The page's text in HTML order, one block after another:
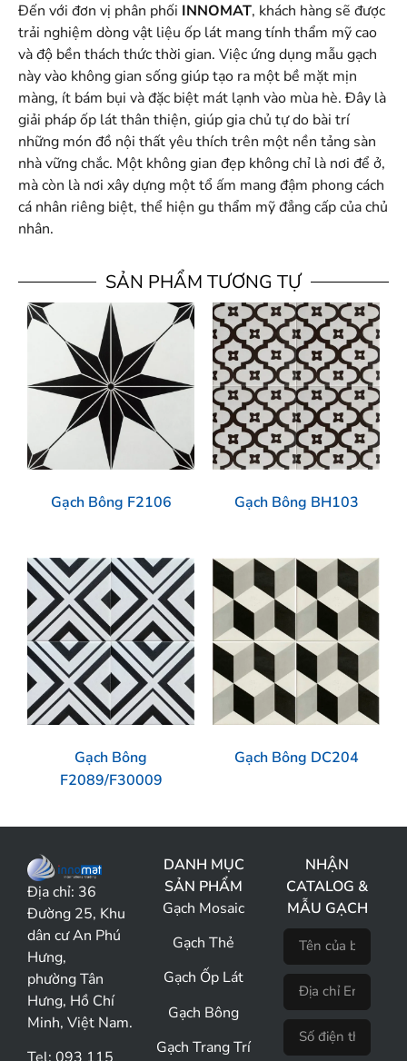
Đến với đơn vị phân phối INNOMAT, khách hàng sẽ được
trải nghiệm dòng vật liệu ốp lát mang tính thẩm mỹ cao
và độ bền thách thức thời gian. Việc ứng dụng mẫu gạch
này vào không gian sống giúp tạo ra một bề mặt mịn
màng, ít bám bụi và đặc biệt mát lạnh vào mùa hè. Đây là
giải pháp ốp lát thân thiện, giúp gia chủ tự do bài trí
những món đồ nội thất yêu thích trên một nền tảng sàn
nhà vững chắc. Một không gian đẹp không chỉ là nơi để ở,
mà còn là nơi xây dựng một tổ ấm mang đậm phong cách
cá nhân riêng biệt, thể hiện gu thẩm mỹ đẳng cấp của chủ
nhân.
SẢN PHẨM TƯƠNG TỰ
Gạch Bông F2106 Gạch Bông BH103
Gạch Bông
F2089/F30009
Gạch Bông DC204
Địa chỉ: 36
Đường 25, Khu
dân cư An Phú
Hưng,
phường Tân
Hưng, Hồ Chí
Minh, Việt Nam.
DANH MỤC
SẢN PHẨM
Gạch Mosaic
Gạch Thẻ
Gạch Ốp Lát
Gạch Bông
Gạch Trang Trí
NHẬN
CATALOG &
MẪU GẠCH